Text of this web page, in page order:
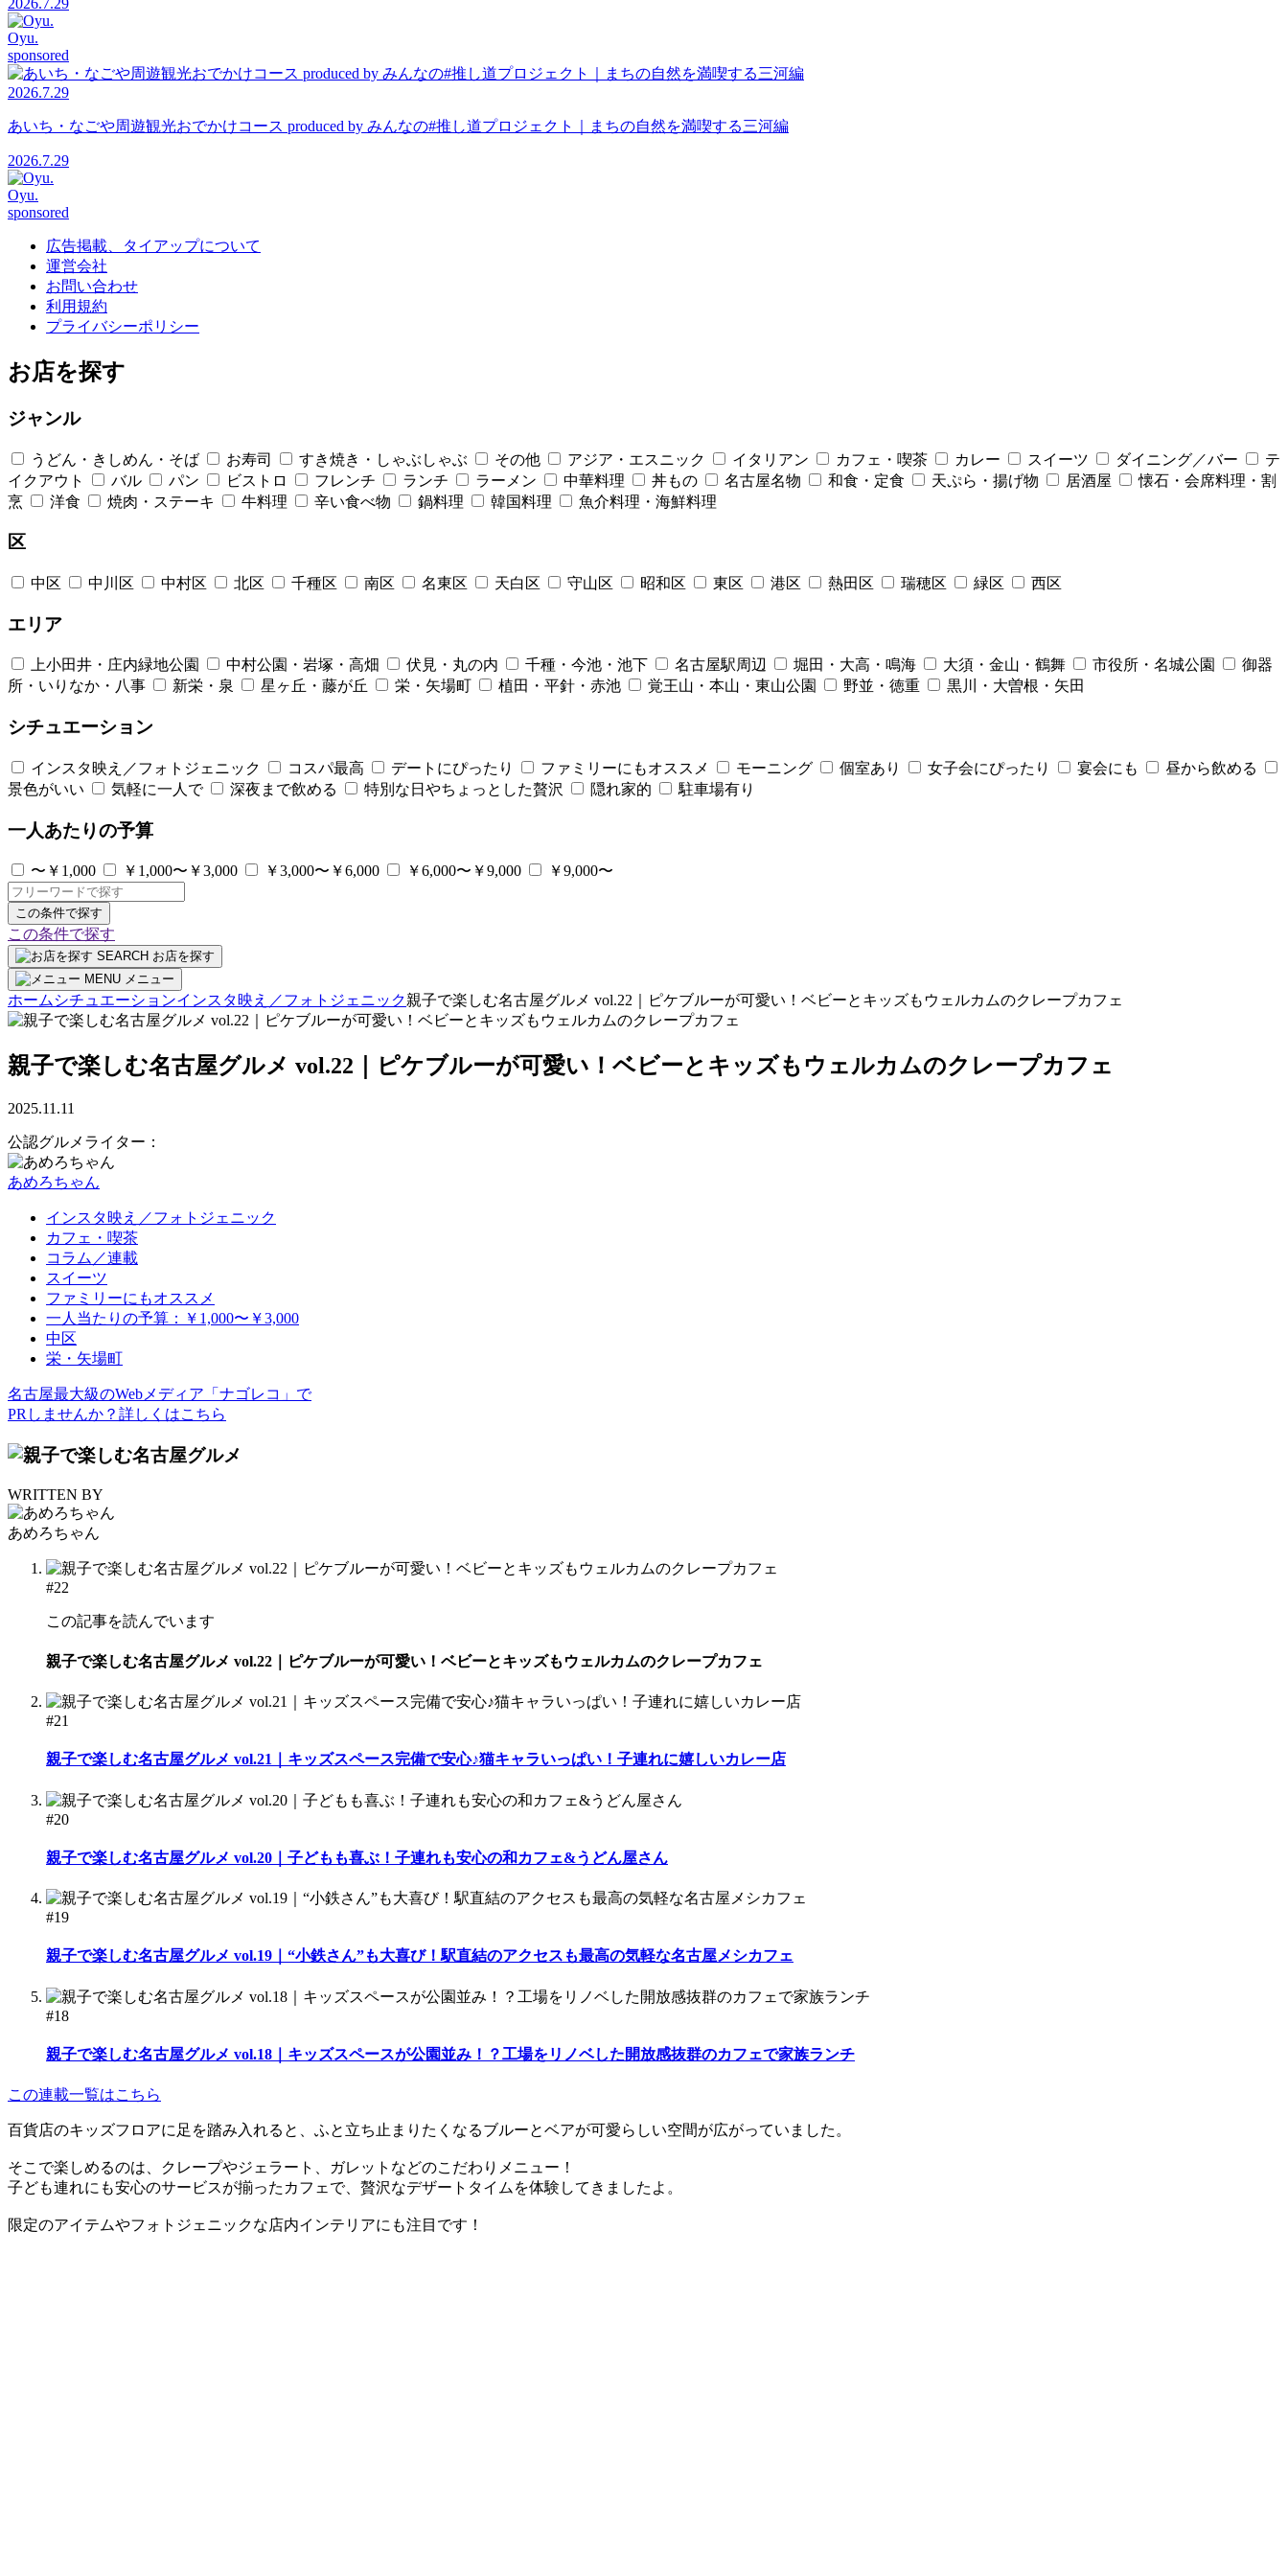
2026.7.29
Oyu.
sponsored
2026.7.29
あいち・なごや周遊観光おでかけコース produced by みんなの#推し道プロジェクト｜まちの自然を満喫する三河編
2026.7.29
Oyu.
sponsored
広告掲載、タイアップについて
運営会社
お問い合わせ
利用規約
プライバシーポリシー
お店を探す
ジャンル
うどん・きしめん・そば お寿司 すき焼き・しゃぶしゃぶ その他 アジア・エスニック イタリアン カフェ・喫茶 カレー スイーツ ダイニング／バー
テ
イクアウト
バル パン ビストロ フレンチ ランチ ラーメン 中華料理 丼もの 名古屋名物 和食・定食 天ぷら・揚げ物 居酒屋
懐石・会席料理・割
烹
洋食 焼肉・ステーキ 牛料理 辛い食べ物 鍋料理 韓国料理 魚介料理・海鮮料理
区
中区 中川区 中村区 北区 千種区 南区 名東区 天白区 守山区 昭和区 東区 港区 熱田区 瑞穂区 緑区 西区
エリア
上小田井・庄内緑地公園 中村公園・岩塚・高畑 伏見・丸の内 千種・今池・池下 名古屋駅周辺 堀田・大高・鳴海 大須・金山・鶴舞 市役所・名城公園
御器
所・いりなか・八事
新栄・泉 星ヶ丘・藤が丘 栄・矢場町 植田・平針・赤池 覚王山・本山・東山公園 野並・徳重 黒川・大曽根・矢田
シチュエーション
インスタ映え／フォトジェニック コスパ最高 デートにぴったり ファミリーにもオススメ モーニング 個室あり 女子会にぴったり 宴会にも
昼から飲める
景色がいい
気軽に一人で 深夜まで飲める 特別な日やちょっとした贅沢 隠れ家的 駐車場有り
一人あたりの予算
〜￥1,000 ￥1,000〜￥3,000 ￥3,000〜￥6,000 ￥6,000〜￥9,000 ￥9,000〜
この条件で探す
この条件で探す
SEARCH お店を探す
MENU メニュー
ホーム シチュエーションインスタ映え／フォトジェニック親子で楽しむ名古屋グルメ vol.22｜ピケブルーが可愛い！ベビーとキッズもウェルカムのクレープカフェ
親子で楽しむ名古屋グルメ vol.22｜ピケブルーが可愛い！ベビーとキッズもウェルカムのクレープカフェ
2025.11.11
公認グルメライター：
あめろちゃん
インスタ映え／フォトジェニック
カフェ・喫茶
コラム／連載
スイーツ
ファミリーにもオススメ
一人当たりの予算：￥1,000〜￥3,000
中区
栄・矢場町
名古屋最大級のWebメディア「ナゴレコ」で
PRしませんか？詳しくはこちら
WRITTEN BY
あめろちゃん
#22
この記事を読んでいます
親子で楽しむ名古屋グルメ vol.22｜ピケブルーが可愛い！ベビーとキッズもウェルカムのクレープカフェ
#21
親子で楽しむ名古屋グルメ vol.21｜キッズスペース完備で安心♪猫キャラいっぱい！子連れに嬉しいカレー店
#20
親子で楽しむ名古屋グルメ vol.20｜子どもも喜ぶ！子連れも安心の和カフェ&うどん屋さん
#19
親子で楽しむ名古屋グルメ vol.19｜“小鉄さん”も大喜び！駅直結のアクセスも最高の気軽な名古屋メシカフェ
#18
親子で楽しむ名古屋グルメ vol.18｜キッズスペースが公園並み！？工場をリノベした開放感抜群のカフェで家族ランチ
この連載一覧はこちら
百貨店のキッズフロアに足を踏み入れると、ふと立ち止まりたくなるブルーとベアが可愛らしい空間が広がっていました。
そこで楽しめるのは、クレープやジェラート、ガレットなどのこだわりメニュー！
子ども連れにも安心のサービスが揃ったカフェで、贅沢なデザートタイムを体験してきましたよ。
限定のアイテムやフォトジェニックな店内インテリアにも注目です！